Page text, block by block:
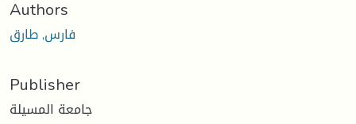
Authors
فارس, طارق
Publisher
جامعة المسيلة